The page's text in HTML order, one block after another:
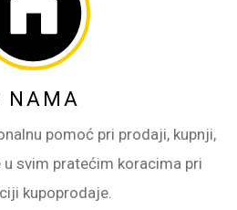
NAMA
pomoć pri prodaji, kupnji,
u svim pratećim koracima pri
kupoprodaje.